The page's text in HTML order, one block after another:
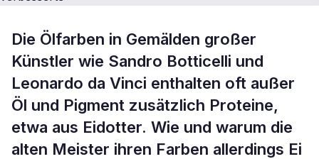
ARCHÄOLOGIE
Wie Eidotter die Farben von da Vinci
und Co. verbesserte
Die Ölfarben in Gemälden großer
Künstler wie Sandro Botticelli und
Leonardo da Vinci enthalten oft außer
Öl und Pigment zusätzlich Proteine,
etwa aus Eidotter. Wie und warum die
alten Meister ihren Farben allerdings Ei